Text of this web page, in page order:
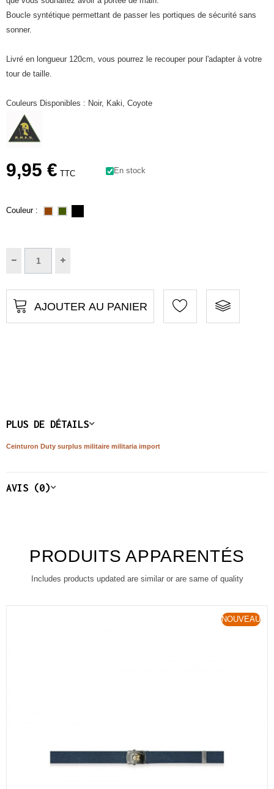
Boucle syntétique permettant de passer les portiques de sécurité sans
sonner.
Livré en longueur 120cm, vous pourrez le recouper pour l'adapter à votre
tour de taille.
Couleurs Disponibles : Noir, Kaki, Coyote
9,95 € TTC En stock
Couleur :
AJOUTER AU PANIER
PLUS DE DÉTAILS
Ceinturon Duty surplus militaire militaria import
AVIS (0)
PRODUITS APPARENTÉS
Includes products updated are similar or are same of quality
NOUVEAU